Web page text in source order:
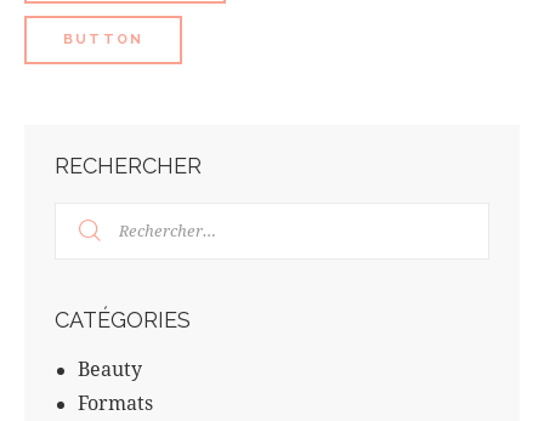
BUTTON
RECHERCHER
CATÉGORIES
Beauty
Formats